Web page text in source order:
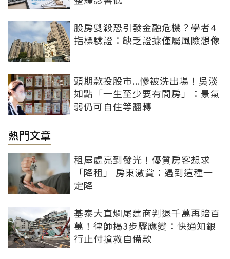
股房雙殺恐引發金融危機？學者4
指標驗證：缺乏證據僅屬風險想像
頭期款投股市...慘被洗出場！吳淡
如點「一生至少要有間房」：景氣
弱仍可自住等翻轉
熱門文章
租屋處亮到發光！優質房客想求
「降租」 房東激賞：遇到這種一
定降
基泰大直爛尾建商判退千萬再賠百
萬！律師揭3步驟應變：快通知銀
行止付搶救自備款